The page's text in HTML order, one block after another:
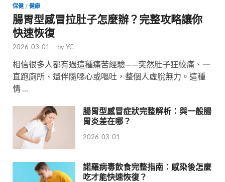
保健 / 健康
腸胃型感冒拉肚子怎麼辦？完整攻略讓你
快速恢復
2026-03-01 - byYC
相信很多人都有過這種痛苦經驗——突然肚子狂絞痛、一
直跑廁所、還伴隨噁心或嘔吐，整個人虛脫無力。這種
情 …
腸胃型感冒症狀完整解析：與一般腸
胃炎差在哪？
2026-03-01
諾羅病毒飲食完整指南：感染後怎麼
吃才能快速恢復？